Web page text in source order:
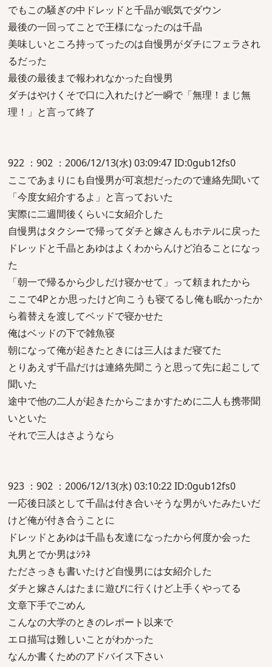
でもこの騒ぎの中ドレッドと千晶が眠気でダウン
最後の一回ってことで王様になったのは千晶
美味しいところ持ってったのは自慢男がダチにフェラされ
るだった
最後の最後まで報われなかった自慢男
ダチはやけくそで口に入れたけど一瞬で「無理！まじ無
理！」と言って終了
922 ：902 ：2006/12/13(水) 03:09:47 ID:0gub12fs0
ここであまりにも自慢男が可哀想だったので連絡先聞いて
「今度女紹介するよ」と言っておいた
実際に二週間後くらいに女紹介した
自慢男はタクシーで帰ってダチと嫁さんもホテルに戻った
ドレッドと千晶とあゆはよくわからんけど泊ることになっ
た
「朝一で帰るから少しだけ寝かせて」って頼まれたから
ここで4Pとか思ったけど向こうも寝てるし俺も眠かったか
ら着替えを渡してベッドで寝かせた
俺はベッドの下で雑魚寝
朝になって俺が起きたときには三人はまだ寝てた
とりあえず千晶だけは連絡先聞こうと思って先に起こして
聞いた
途中で他の二人が起きたからごまかすために二人も携帯聞
いといた
それで三人はさようなら
923 ：902 ：2006/12/13(水) 03:10:22 ID:0gub12fs0
一応後日談として千晶は付き合いそうな男がいたみたいだ
けど俺が付き合うことに
ドレッドとあゆは千晶も友達になったから何度か会った
丸男とでか男はｼﾗﾈ
たださっきも書いたけど自慢男には女紹介した
ダチと嫁さんはたまに遊びに行くけど上手くやってる
文章下手でごめん
こんなの大学のときのレポート以来で
エロ描写は難しいことがわかった
なんか書くためのアドバイス下さい